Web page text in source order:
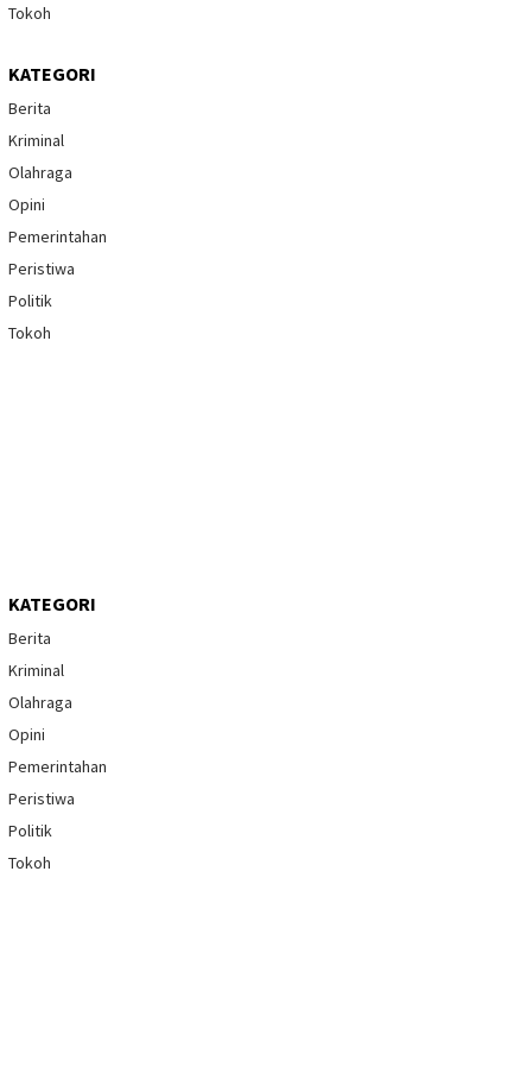
Tokoh
KATEGORI
Berita
Kriminal
Olahraga
Opini
Pemerintahan
Peristiwa
Politik
Tokoh
KATEGORI
Berita
Kriminal
Olahraga
Opini
Pemerintahan
Peristiwa
Politik
Tokoh